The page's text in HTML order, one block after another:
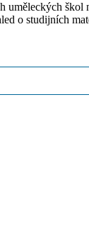
uměleckých
o studijních